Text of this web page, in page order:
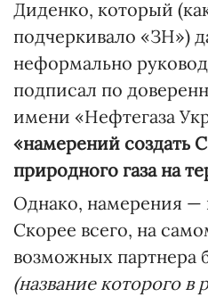
Диденко, который
подчеркивало «ЗН»)
неформально
подписал по
имени «Нефтегаза
«намерений создать
природного газа на
Однако, намерения —
Скорее всего, на
возможных партнера
(название которого в